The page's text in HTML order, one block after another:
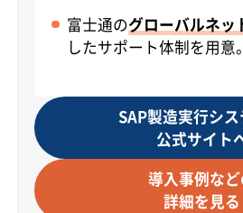
富士通のグローバルネッ
したサポート体制を用意。
SAP製造実行シ
公式サイト
導入事例な
詳細を見る